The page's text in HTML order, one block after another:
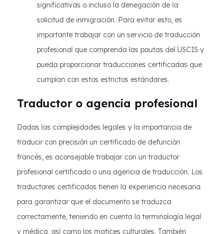
significativas o incluso la denegación de la
solicitud de inmigración. Para evitar esto, es
importante trabajar con un servicio de traducción
profesional que comprenda las pautas del USCIS y
pueda proporcionar traducciones certificadas que
cumplan con estos estrictos estándares.
Traductor o agencia profesional
Dadas las complejidades legales y la importancia de
traducir con precisión un certificado de defunción
francés, es aconsejable trabajar con un traductor
profesional certificado o una agencia de traducción. Los
traductores certificados tienen la experiencia necesaria
para garantizar que el documento se traduzca
correctamente, teniendo en cuenta la terminología legal
y médica, así como los matices culturales. También